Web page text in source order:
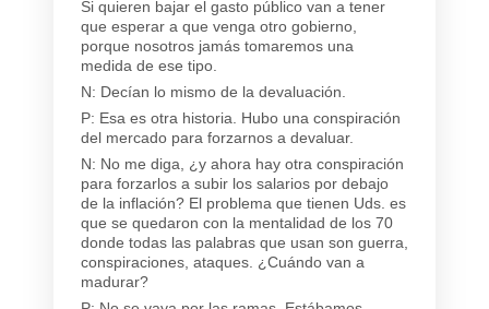
Si quieren bajar el gasto público van a tener
que esperar a que venga otro gobierno,
porque nosotros jamás tomaremos una
medida de ese tipo.
N: Decían lo mismo de la devaluación.
P: Esa es otra historia. Hubo una conspiración
del mercado para forzarnos a devaluar.
N: No me diga, ¿y ahora hay otra conspiración
para forzarlos a subir los salarios por debajo
de la inflación? El problema que tienen Uds. es
que se quedaron con la mentalidad de los 70
donde todas las palabras que usan son guerra,
conspiraciones, ataques. ¿Cuándo van a
madurar?